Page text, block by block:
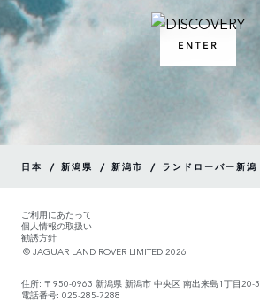
ENTER
日本 / 新潟県 / 新潟市 / ランドローバー新潟
ご利用にあたって
個人情報の取扱い
勧誘方針
© JAGUAR LAND ROVER LIMITED 2026
住所: 〒950-0963 新潟県 新潟市 中央区 南出来島1丁目20-3
電話番号: 025-285-7288